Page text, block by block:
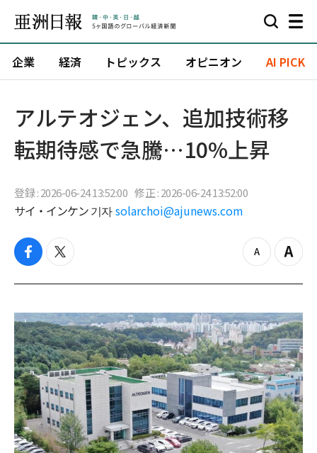
企業 経済 トピックス オピニオン AI PICK
アルテオジェン、追加技術移
転期待感で急騰…10%上昇
登録 : 2026-06-24 13:52:00 修正 : 2026-06-24 13:52:00
サイ・インケン 기자 solarchoi@ajunews.com
f
c
b
o
o
k
t
i
t
e
r
z
o
o
u
t
Z
o
i
n